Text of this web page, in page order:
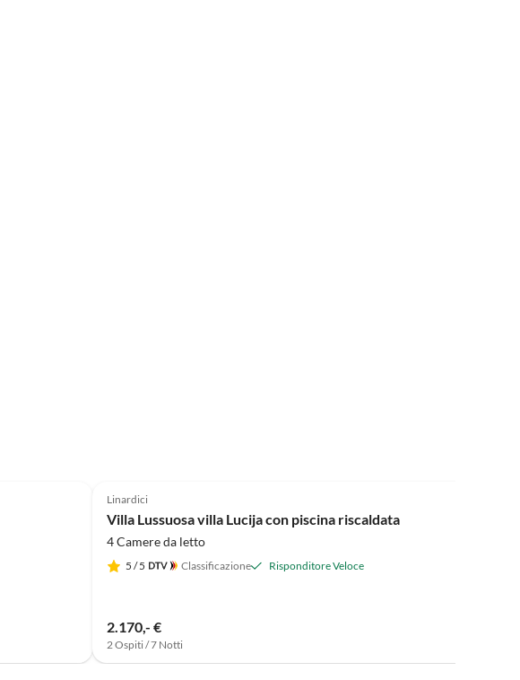
Linardici
Villa Lussuosa villa Lucija con piscina riscaldata
4 Camere da letto
5 / 5 Classificazione Risponditore Veloce
2.170,- €
2 Ospiti / 7 Notti